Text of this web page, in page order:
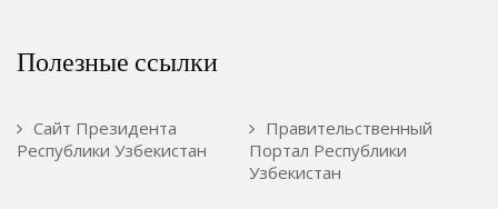
Полезные ссылки
Сайт Президента
Республики Узбекистан
Правительственный
Портал Республики
Узбекистан